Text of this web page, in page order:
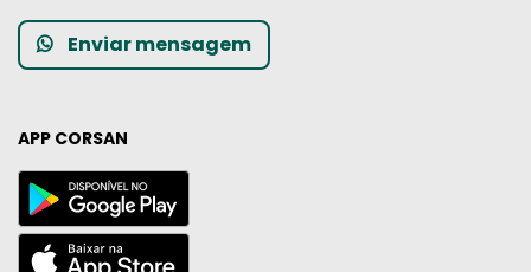
Enviar mensagem
APP CORSAN